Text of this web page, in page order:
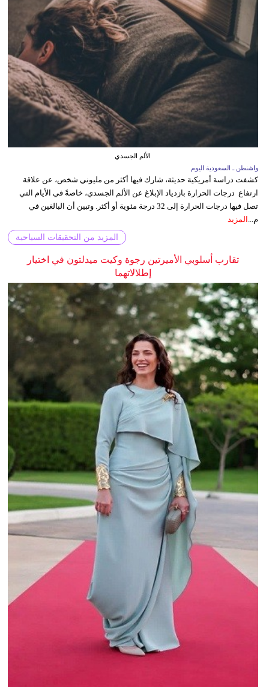
الألم الجسدي
واشنطن ـ السعودية اليوم
كشفت دراسة أمريكية حديثة، شارك فيها أكثر من مليوني شخص، عن علاقة
ارتفاع درجات الحرارة بازدياد الإبلاغ عن الألم الجسدي، خاصةً في الأيام التي
تصل فيها درجات الحرارة إلى 32 درجة مئوية أو أكثر. وتبين أن البالغين في
م... المزيد
المزيد من التحقيقات السياحية
تقارب أسلوبي الأميرتين رجوة وكيت ميدلتون في اختيار
إطلالاتهما